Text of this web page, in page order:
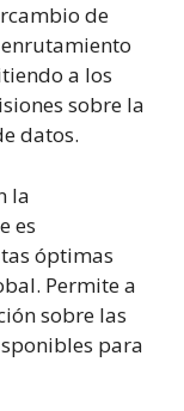
de
a los
sobre la
datos.
la
es
óptimas
Permite a
sobre las
para